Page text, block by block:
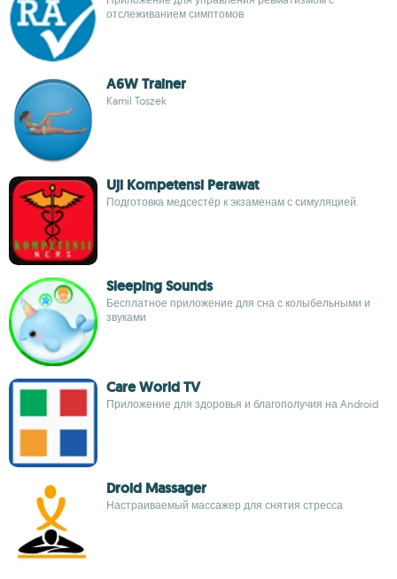
отслеживанием симптомов
A6W Trainer
Kamil Toszek
Uji Kompetensi Perawat
Подготовка медсестёр к экзаменам с симуляцией.
Sleeping Sounds
Бесплатное приложение для сна с колыбельными и
звуками
Care World TV
Приложение для здоровья и благополучия на Android
Droid Massager
Настраиваемый массажер для снятия стресса